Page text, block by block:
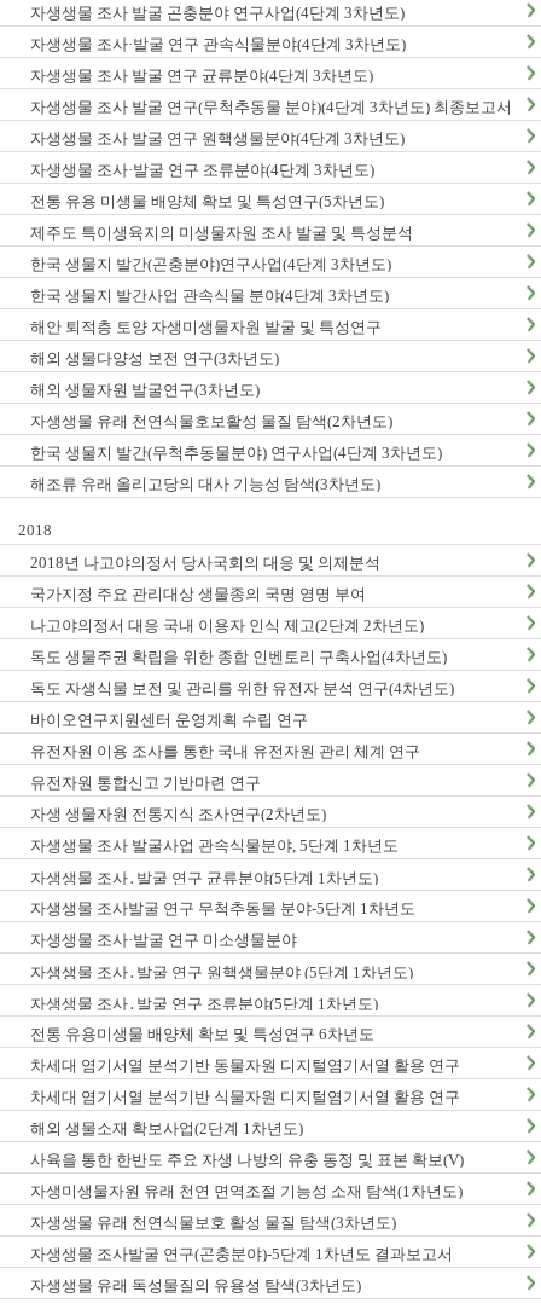
자생생물 조사 발굴 곤충분야 연구사업(4단계 3차년도)
자생생물 조사·발굴 연구 관속식물분야(4단계 3차년도)
자생생물 조사 발굴 연구 균류분야(4단계 3차년도)
자생생물 조사 발굴 연구(무척추동물 분야)(4단계 3차년도) 최종보고서
자생생물 조사 발굴 연구 원핵생물분야(4단계 3차년도)
자생생물 조사·발굴 연구 조류분야(4단계 3차년도)
전통 유용 미생물 배양체 확보 및 특성연구(5차년도)
제주도 특이생육지의 미생물자원 조사 발굴 및 특성분석
한국 생물지 발간(곤충분야)연구사업(4단계 3차년도)
한국 생물지 발간사업 관속식물 분야(4단계 3차년도)
해안 퇴적층 토양 자생미생물자원 발굴 및 특성연구
해외 생물다양성 보전 연구(3차년도)
해외 생물자원 발굴연구(3차년도)
자생생물 유래 천연식물호보활성 물질 탐색(2차년도)
한국 생물지 발간(무척추동물분야) 연구사업(4단계 3차년도)
해조류 유래 올리고당의 대사 기능성 탐색(3차년도)
2018
2018년 나고야의정서 당사국회의 대응 및 의제분석
국가지정 주요 관리대상 생물종의 국명 영명 부여
나고야의정서 대응 국내 이용자 인식 제고(2단계 2차년도)
독도 생물주권 확립을 위한 종합 인벤토리 구축사업(4차년도)
독도 자생식물 보전 및 관리를 위한 유전자 분석 연구(4차년도)
바이오연구지원센터 운영계획 수립 연구
유전자원 이용 조사를 통한 국내 유전자원 관리 체계 연구
유전자원 통합신고 기반마련 연구
자생 생물자원 전통지식 조사연구(2차년도)
자생생물 조사 발굴사업 관속식물분야, 5단계 1차년도
자생생물 조사․발굴 연구 균류분야(5단계 1차년도)
자생생물 조사발굴 연구 무척추동물 분야-5단계 1차년도
자생생물 조사·발굴 연구 미소생물분야
자생생물 조사․발굴 연구 원핵생물분야 (5단계 1차년도)
자생생물 조사․발굴 연구 조류분야(5단계 1차년도)
전통 유용미생물 배양체 확보 및 특성연구 6차년도
차세대 염기서열 분석기반 동물자원 디지털염기서열 활용 연구
차세대 염기서열 분석기반 식물자원 디지털염기서열 활용 연구
해외 생물소재 확보사업(2단계 1차년도)
사육을 통한 한반도 주요 자생 나방의 유충 동정 및 표본 확보(V)
자생미생물자원 유래 천연 면역조절 기능성 소재 탐색(1차년도)
자생생물 유래 천연식물보호 활성 물질 탐색(3차년도)
자생생물 조사발굴 연구(곤충분야)-5단계 1차년도 결과보고서
자생생물 유래 독성물질의 유용성 탐색(3차년도)